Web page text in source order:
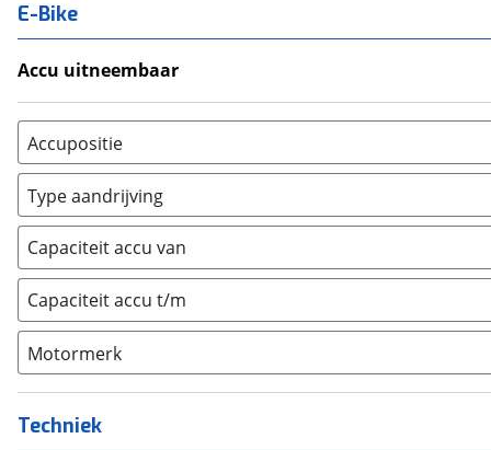
E-Bike
Accu uitneembaar
Nee, vast (0)
Accupositie
Bagagedrager (0)
Frame (0 )
Vloer (0
Achterbank (0)
Kofferbak (0)
Overig (0)
Type aandrijving
Achterwiel (0)
Trapas
Voorwiel
Capaciteit accu van
Capaciteit accu t/m
Motormerk
Bosch (0)
Yamaha
Techniek